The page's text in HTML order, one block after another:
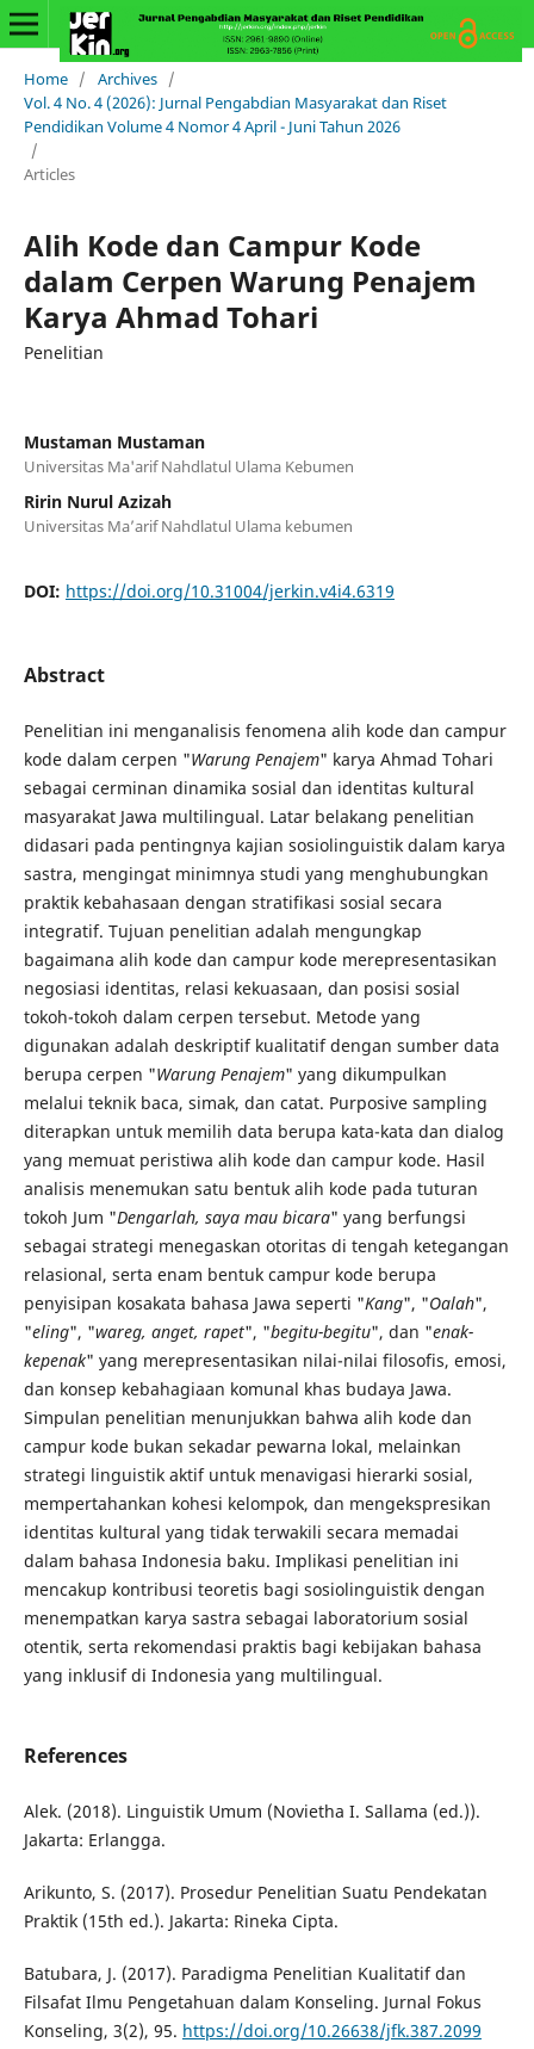
Home / Archives /
Vol. 4 No. 4 (2026): Jurnal Pengabdian Masyarakat dan Riset
Pendidikan Volume 4 Nomor 4 April - Juni Tahun 2026
/
Articles
Alih Kode dan Campur Kode
dalam Cerpen Warung Penajem
Karya Ahmad Tohari
Penelitian
Mustaman Mustaman
Universitas Ma'arif Nahdlatul Ulama Kebumen
Ririn Nurul Azizah
Universitas Ma’arif Nahdlatul Ulama kebumen
DOI: https://doi.org/10.31004/jerkin.v4i4.6319
Abstract
Penelitian ini menganalisis fenomena alih kode dan campur
kode dalam cerpen "Warung Penajem" karya Ahmad Tohari
sebagai cerminan dinamika sosial dan identitas kultural
masyarakat Jawa multilingual. Latar belakang penelitian
didasari pada pentingnya kajian sosiolinguistik dalam karya
sastra, mengingat minimnya studi yang menghubungkan
praktik kebahasaan dengan stratifikasi sosial secara
integratif. Tujuan penelitian adalah mengungkap
bagaimana alih kode dan campur kode merepresentasikan
negosiasi identitas, relasi kekuasaan, dan posisi sosial
tokoh-tokoh dalam cerpen tersebut. Metode yang
digunakan adalah deskriptif kualitatif dengan sumber data
berupa cerpen "Warung Penajem" yang dikumpulkan
melalui teknik baca, simak, dan catat. Purposive sampling
diterapkan untuk memilih data berupa kata-kata dan dialog
yang memuat peristiwa alih kode dan campur kode. Hasil
analisis menemukan satu bentuk alih kode pada tuturan
tokoh Jum "Dengarlah, saya mau bicara" yang berfungsi
sebagai strategi menegaskan otoritas di tengah ketegangan
relasional, serta enam bentuk campur kode berupa
penyisipan kosakata bahasa Jawa seperti "Kang", "Oalah",
"eling", "wareg, anget, rapet", "begitu-begitu", dan "enak-
kepenak" yang merepresentasikan nilai-nilai filosofis, emosi,
dan konsep kebahagiaan komunal khas budaya Jawa.
Simpulan penelitian menunjukkan bahwa alih kode dan
campur kode bukan sekadar pewarna lokal, melainkan
strategi linguistik aktif untuk menavigasi hierarki sosial,
mempertahankan kohesi kelompok, dan mengekspresikan
identitas kultural yang tidak terwakili secara memadai
dalam bahasa Indonesia baku. Implikasi penelitian ini
mencakup kontribusi teoretis bagi sosiolinguistik dengan
menempatkan karya sastra sebagai laboratorium sosial
otentik, serta rekomendasi praktis bagi kebijakan bahasa
yang inklusif di Indonesia yang multilingual.
References
Alek. (2018). Linguistik Umum (Novietha I. Sallama (ed.)).
Jakarta: Erlangga.
Arikunto, S. (2017). Prosedur Penelitian Suatu Pendekatan
Praktik (15th ed.). Jakarta: Rineka Cipta.
Batubara, J. (2017). Paradigma Penelitian Kualitatif dan
Filsafat Ilmu Pengetahuan dalam Konseling. Jurnal Fokus
Konseling, 3(2), 95. https://doi.org/10.26638/jfk.387.2099